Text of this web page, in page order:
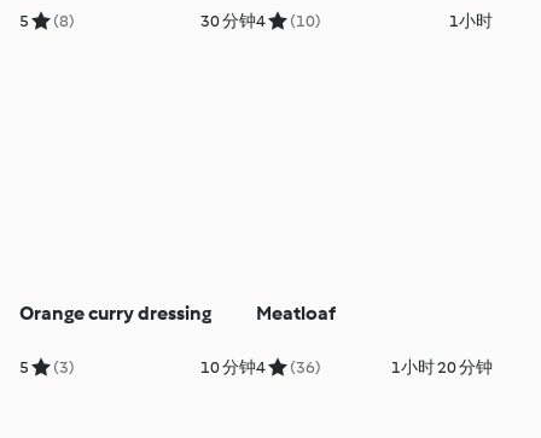
5 (8) 30 分钟4 (10) 1小时
Orange curry dressing
5 (3) 10 分钟
Meatloaf
4 (36) 1小时 20 分钟